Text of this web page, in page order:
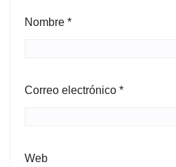
Nombre *
Correo electrónico *
Web